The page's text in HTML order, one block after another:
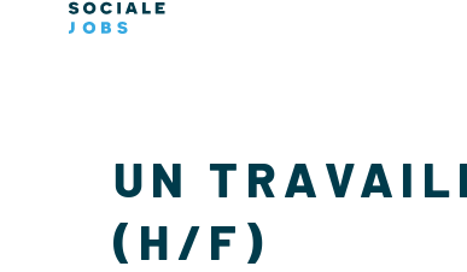
UN
(H/F)